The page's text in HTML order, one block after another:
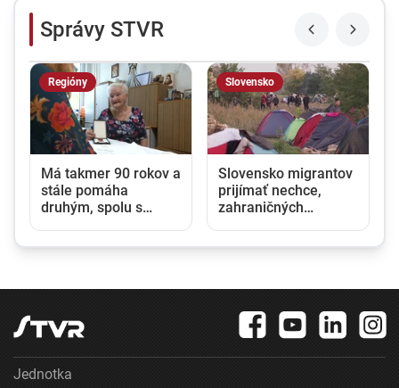
Správy STVR
Regióny
Má takmer 90 rokov a
stále pomáha
druhým, spolu s
Slovensko
Slovensko migrantov
prijímať nechce,
zahraničných
Jednotka